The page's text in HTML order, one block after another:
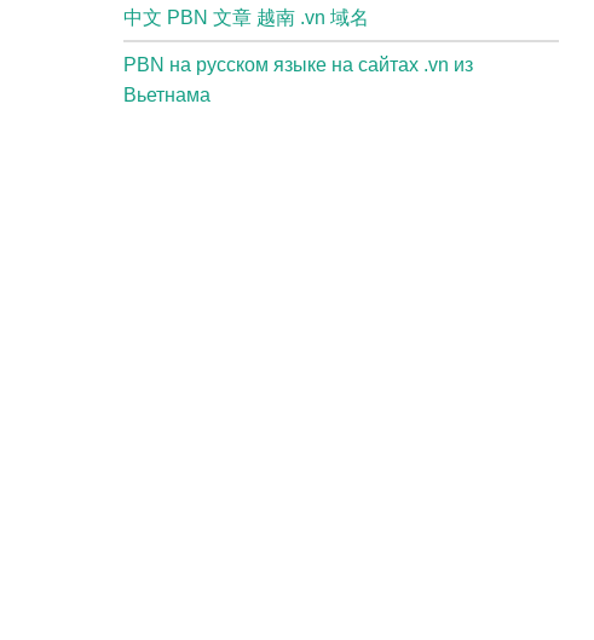
中文 PBN 文章 越南 .vn 域名
PBN на русском языке на сайтах .vn из
Вьетнама